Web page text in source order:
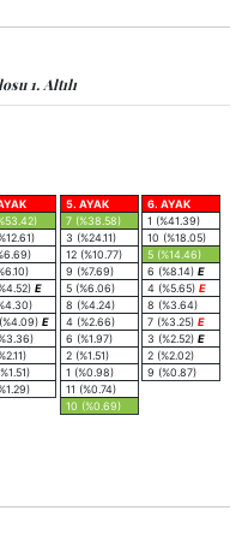
1. Altılı
E
E
5. AYAK
7 (%38.58)
3 (%24.11)
12 (%10.77)
9 (%7.69)
5 (%6.06)
8 (%4.24)
4 (%2.66)
6 (%1.97)
2 (%1.51)
1 (%0.98)
11 (%0.74)
10 (%0.69)
6. AYAK
1 (%41.39)
10 (%18.05)
5 (%14.46)
6 (%8.14) E
4 (%5.65) E
8 (%3.64)
7 (%3.25) E
3 (%2.52) E
2 (%2.02)
9 (%0.87)